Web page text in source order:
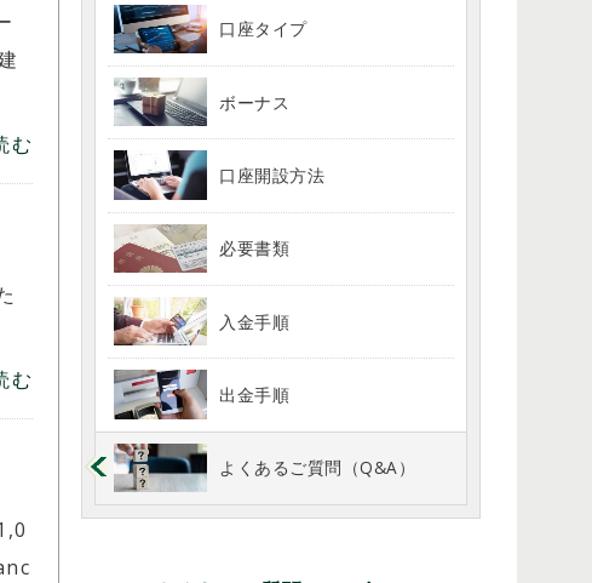
む
む
口座タイプ
ボーナス
口座開設方法
必要書類
入金手順
出金手順
よくあるご質問（Q&A）